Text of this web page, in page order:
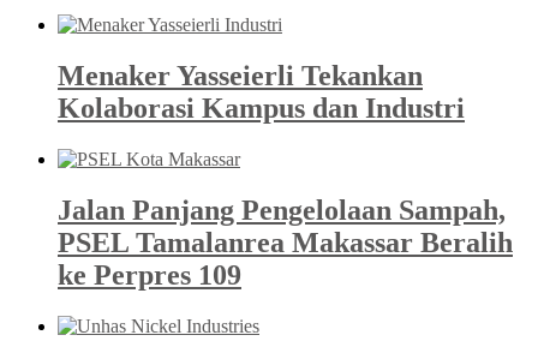
Menaker Yasseierli Tekankan
Kolaborasi Kampus dan Industri
Jalan Panjang Pengelolaan Sampah,
PSEL Tamalanrea Makassar Beralih
ke Perpres 109